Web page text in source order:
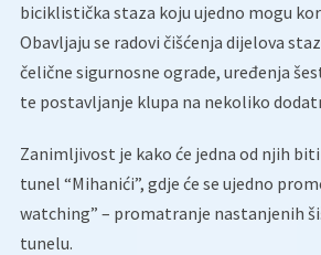
biciklistička staza koju ujedno mogu
Obavljaju se radovi čišćenja dijelova
čelične sigurnosne ograde, uređenja
te postavljanje klupa na nekoliko
Zanimljivost je kako će jedna od njih
tunel “Mihanići”, gdje će se ujedno
watching” – promatranje nastanjenih
tunelu.